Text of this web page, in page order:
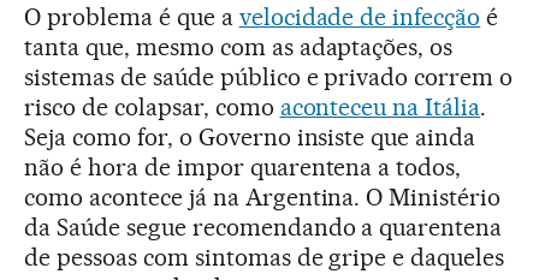
O problema é que a velocidade de infecção é
tanta que, mesmo com as adaptações, os
sistemas de saúde público e privado correm o
risco de colapsar, como aconteceu na Itália.
Seja como for, o Governo insiste que ainda
não é hora de impor quarentena a todos,
como acontece já na Argentina. O Ministério
da Saúde segue recomendando a quarentena
de pessoas com sintomas de gripe e daqueles